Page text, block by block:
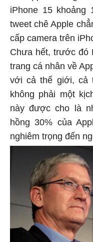
iPhone 15 khoảng
tweet chê Apple
cấp camera trên
Chưa hết, trước đó
trang cá nhân về
với cả thế giới, cả
không phải một
này được cho là
hồng 30% của
nghiêm trọng đến